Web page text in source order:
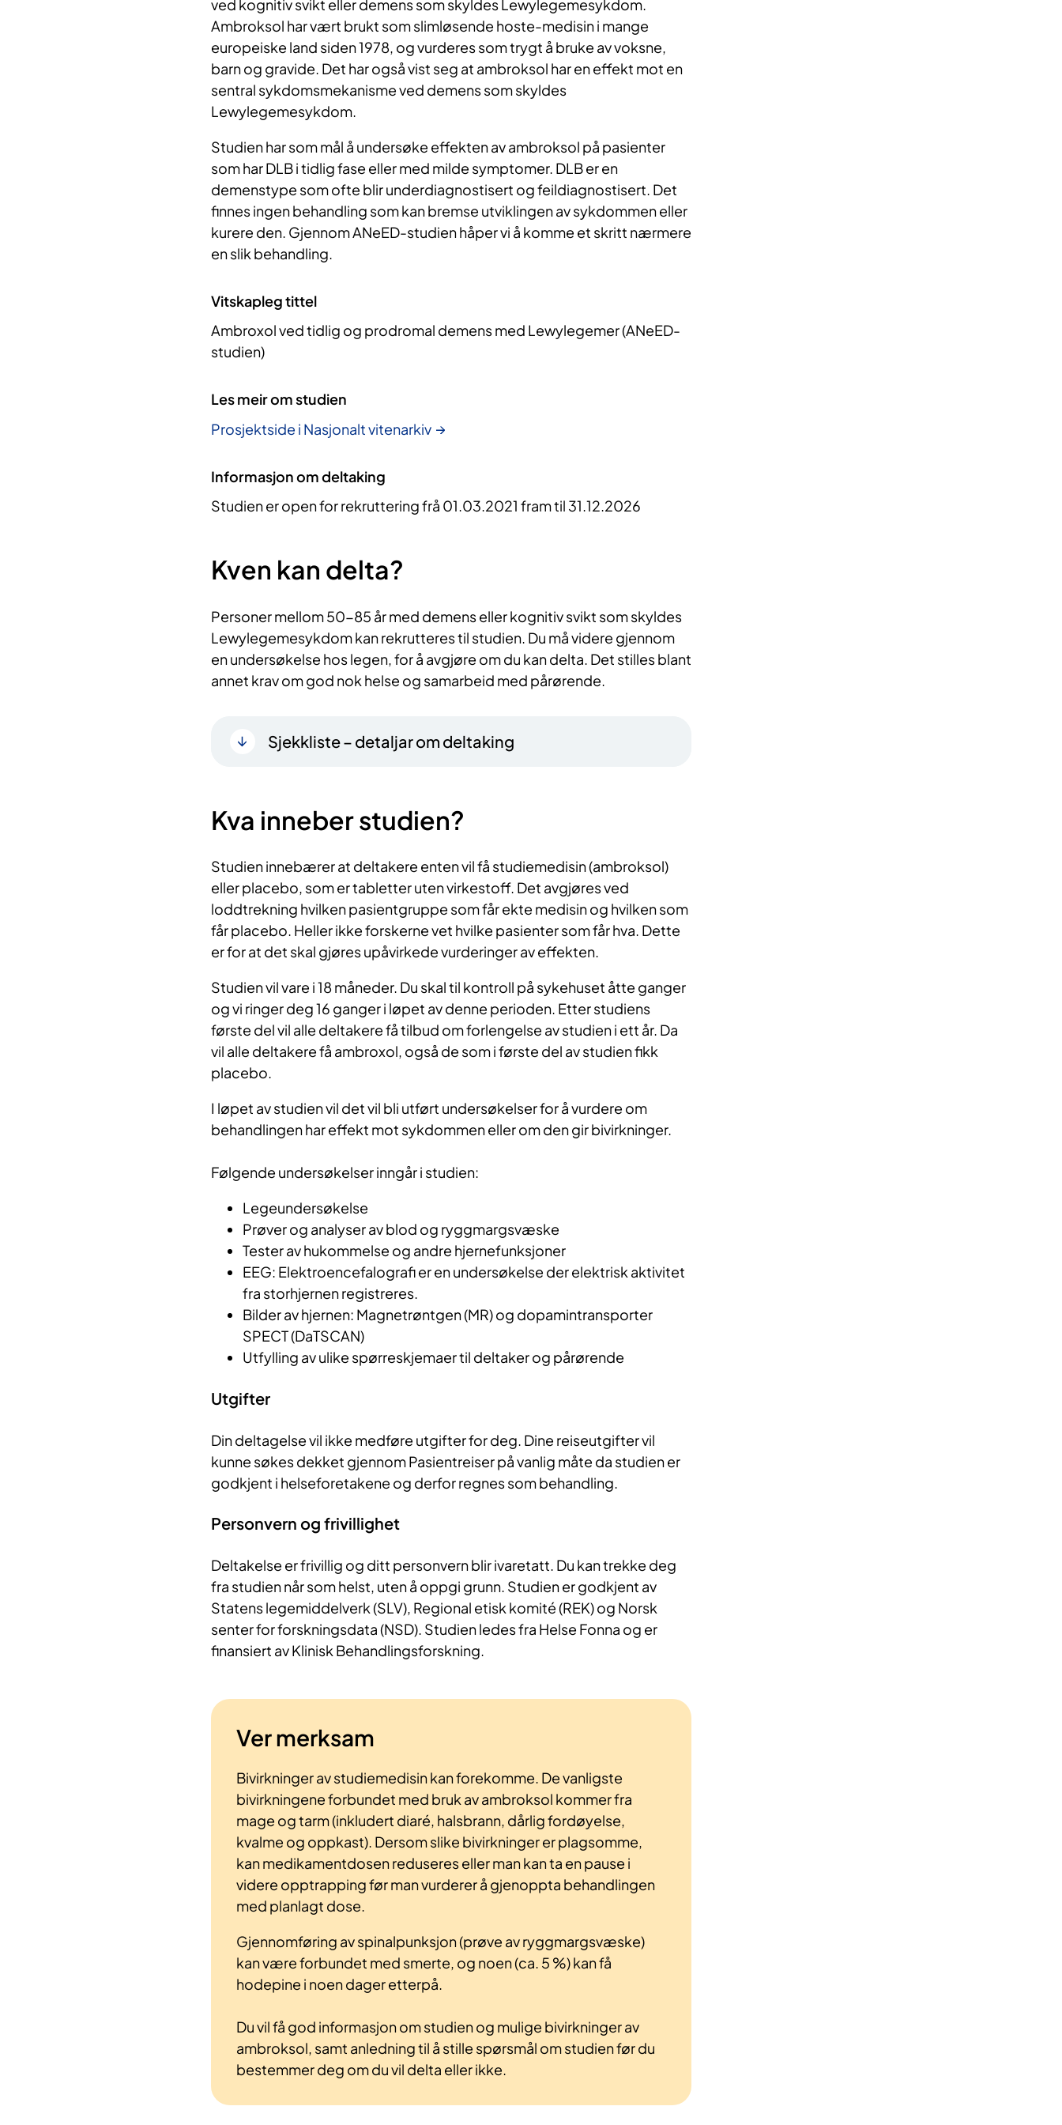
ved kognitiv svikt eller demens som skyldes Lewylegemesykdom.
Ambroksol har vært brukt som slimløsende hoste-medisin i mange
europeiske land siden 1978, og vurderes som trygt å bruke av voksne,
barn og gravide. Det har også vist seg at ambroksol har en effekt mot en
sentral sykdomsmekanisme ved demens som skyldes
Lewylegemesykdom.
Studien har som mål å undersøke effekten av ambroksol på pasienter
som har DLB i tidlig fase eller med milde symptomer. DLB er en
demenstype som ofte blir underdiagnostisert og feildiagnostisert. Det
finnes ingen behandling som kan bremse utviklingen av sykdommen eller
kurere den. Gjennom ANeED-studien håper vi å komme et skritt nærmere
en slik behandling.
Vitskapleg tittel
Ambroxol ved tidlig og prodromal demens med Lewylegemer (ANeED-
studien)
Les meir om studien
Prosjektside i Nasjonalt vitenarkiv
Informasjon om deltaking
Studien er open for rekruttering frå 01.03.2021 fram til 31.12.2026
Kven kan delta?
Personer mellom 50-85 år med demens eller kognitiv svikt som skyldes
Lewylegemesykdom kan rekrutteres til studien. Du må videre gjennom
en undersøkelse hos legen, for å avgjøre om du kan delta. Det stilles blant
annet krav om god nok helse og samarbeid med pårørende.
Sjekkliste – detaljar om deltaking
Kva inneber studien?
Studien innebærer at deltakere enten vil få studiemedisin (ambroksol)
eller placebo, som er tabletter uten virkestoff. Det avgjøres ved
loddtrekning hvilken pasientgruppe som får ekte medisin og hvilken som
får placebo. Heller ikke forskerne vet hvilke pasienter som får hva. Dette
er for at det skal gjøres upåvirkede vurderinger av effekten.
Studien vil vare i 18 måneder. Du skal til kontroll på sykehuset åtte ganger
og vi ringer deg 16 ganger i løpet av denne perioden. Etter studiens
første del vil alle deltakere få tilbud om forlengelse av studien i ett år. Da
vil alle deltakere få ambroxol, også de som i første del av studien fikk
placebo.
I løpet av studien vil det vil bli utført undersøkelser for å vurdere om
behandlingen har effekt mot sykdommen eller om den gir bivirkninger.
Følgende undersøkelser inngår i studien:
Legeundersøkelse
Prøver og analyser av blod og ryggmargsvæske
Tester av hukommelse og andre hjernefunksjoner
EEG: Elektroencefalografi er en undersøkelse der elektrisk aktivitet
fra storhjernen registreres.
Bilder av hjernen: Magnetrøntgen (MR) og dopamintransporter
SPECT (DaTSCAN)
Utfylling av ulike spørreskjemaer til deltaker og pårørende
Utgifter
Din deltagelse vil ikke medføre utgifter for deg. Dine reiseutgifter vil
kunne søkes dekket gjennom Pasientreiser på vanlig måte da studien er
godkjent i helseforetakene og derfor regnes som behandling.
Personvern og frivillighet
Deltakelse er frivillig og ditt personvern blir ivaretatt. Du kan trekke deg
fra studien når som helst, uten å oppgi grunn. Studien er godkjent av
Statens legemiddelverk (SLV), Regional etisk komité (REK) og Norsk
senter for forskningsdata (NSD). Studien ledes fra Helse Fonna og er
finansiert av Klinisk Behandlingsforskning.
Ver merksam
Bivirkninger av studiemedisin kan forekomme. De vanligste
bivirkningene forbundet med bruk av ambroksol kommer fra
mage og tarm (inkludert diaré, halsbrann, dårlig fordøyelse,
kvalme og oppkast). Dersom slike bivirkninger er plagsomme,
kan medikamentdosen reduseres eller man kan ta en pause i
videre opptrapping før man vurderer å gjenoppta behandlingen
med planlagt dose.
Gjennomføring av spinalpunksjon (prøve av ryggmargsvæske)
kan være forbundet med smerte, og noen (ca. 5 %) kan få
hodepine i noen dager etterpå.
Du vil få god informasjon om studien og mulige bivirkninger av
ambroksol, samt anledning til å stille spørsmål om studien før du
bestemmer deg om du vil delta eller ikke.